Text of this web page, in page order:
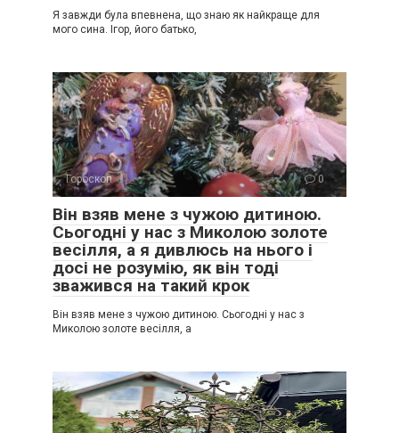
Я завжди була впевнена, що знаю як найкраще для
мого сина. Ігор, його батько,
Гороскоп 0
Він взяв мене з чужою дитиною.
Сьогодні у нас з Миколою золоте
весілля, а я дивлюсь на нього і
досі не розумію, як він тоді
зважився на такий крок
Він взяв мене з чужою дитиною. Сьогодні у нас з
Миколою золоте весілля, а